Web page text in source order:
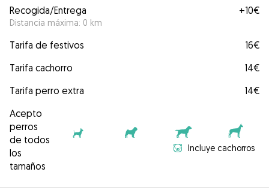
Recogida/Entrega
Distancia máxima: 0 km
+10€
Tarifa de festivos
16€
Tarifa cachorro
14€
Tarifa perro extra
14€
Acepto
perros
de todos
los
tamaños
Incluye cachorros